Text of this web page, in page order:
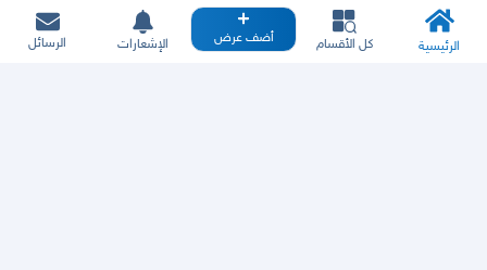
الرئيسية كل الأقسام أضف عرض الإشعارات الرسائل